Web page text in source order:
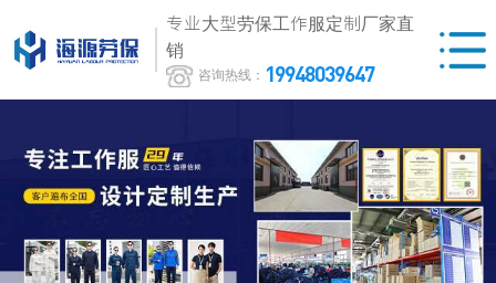
专业大型劳保工作服定制厂家直
销
咨询热线： 19948039647